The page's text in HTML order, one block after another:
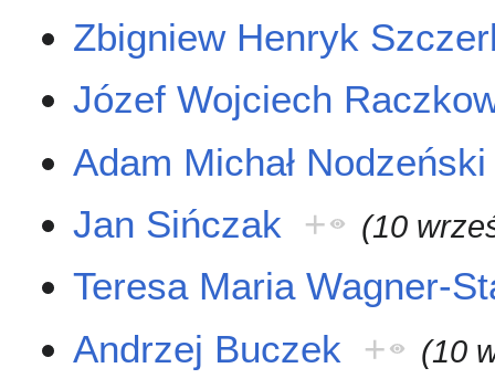
Zbigniew Henryk
Józef Wojciech
Adam Michał Nodzeński
Jan Sińczak + (10
Teresa Maria Wagner-
Andrzej Buczek + (10